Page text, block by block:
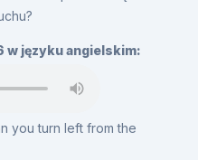
w języku angielskim:
you turn left from the